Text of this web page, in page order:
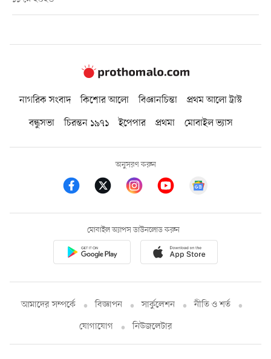
নাগরিক সংবাদ কিশোর আলো বিজ্ঞানচিন্তা
প্রথম আলো ট্রাস্ট
বন্ধুসভা
চিরন্তন ১৯৭১ ইপেপার প্রথমা মোবাইল ভ্যাস
অনুসরণ করুন
মোবাইল অ্যাপস ডাউনলোড করুন
আমাদের সম্পর্কে বিজ্ঞাপন সার্কুলেশন
নীতি ও শর্ত
যোগাযোগ
নিউজলেটার